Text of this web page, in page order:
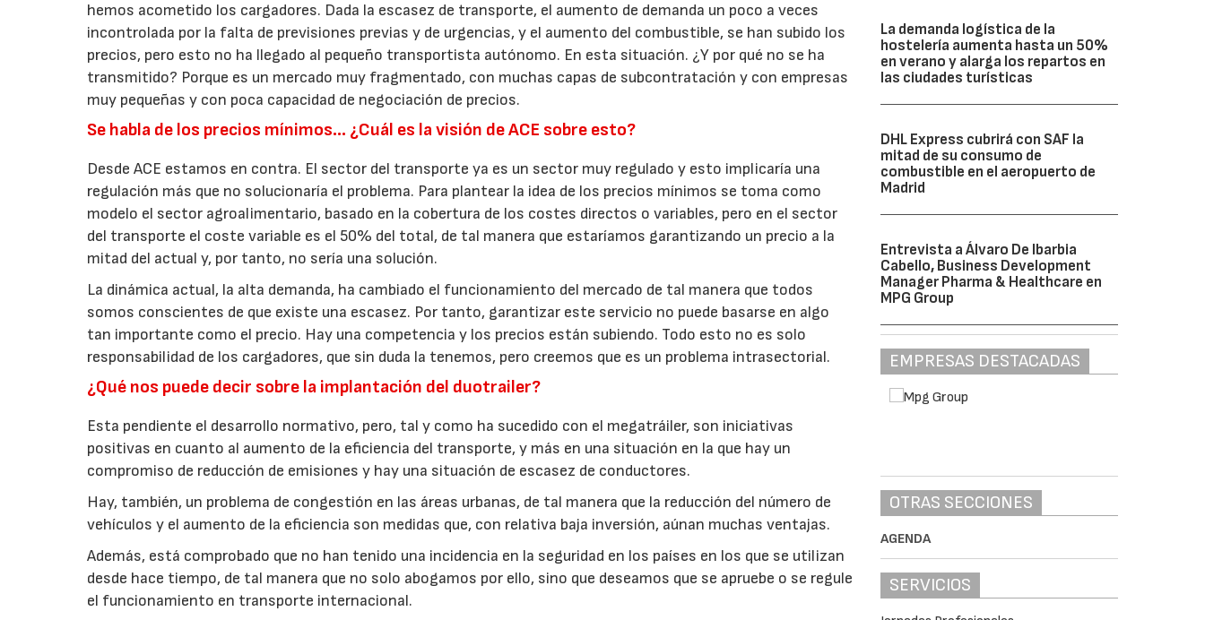
hemos acometido los cargadores. Dada la escasez de transporte, el aumento de demanda un poco a veces
incontrolada por la falta de previsiones previas y de urgencias, y el aumento del combustible, se han subido los
precios, pero esto no ha llegado al pequeño transportista autónomo. En esta situación. ¿Y por qué no se ha
transmitido? Porque es un mercado muy fragmentado, con muchas capas de subcontratación y con empresas
muy pequeñas y con poca capacidad de negociación de precios.
Se habla de los precios mínimos… ¿Cuál es la visión de ACE sobre esto?
Desde ACE estamos en contra. El sector del transporte ya es un sector muy regulado y esto implicaría una
regulación más que no solucionaría el problema. Para plantear la idea de los precios mínimos se toma como
modelo el sector agroalimentario, basado en la cobertura de los costes directos o variables, pero en el sector
del transporte el coste variable es el 50% del total, de tal manera que estaríamos garantizando un precio a la
mitad del actual y, por tanto, no sería una solución.
La dinámica actual, la alta demanda, ha cambiado el funcionamiento del mercado de tal manera que todos
somos conscientes de que existe una escasez. Por tanto, garantizar este servicio no puede basarse en algo
tan importante como el precio. Hay una competencia y los precios están subiendo. Todo esto no es solo
responsabilidad de los cargadores, que sin duda la tenemos, pero creemos que es un problema intrasectorial.
¿Qué nos puede decir sobre la implantación del duotrailer?
Esta pendiente el desarrollo normativo, pero, tal y como ha sucedido con el megatráiler, son iniciativas
positivas en cuanto al aumento de la eficiencia del transporte, y más en una situación en la que hay un
compromiso de reducción de emisiones y hay una situación de escasez de conductores.
Hay, también, un problema de congestión en las áreas urbanas, de tal manera que la reducción del número de
vehículos y el aumento de la eficiencia son medidas que, con relativa baja inversión, aúnan muchas ventajas.
Además, está comprobado que no han tenido una incidencia en la seguridad en los países en los que se utilizan
desde hace tiempo, de tal manera que no solo abogamos por ello, sino que deseamos que se apruebe o se regule
el funcionamiento en transporte internacional.
La demanda logística de la
hostelería aumenta hasta un 50%
en verano y alarga los repartos en
las ciudades turísticas
DHL Express cubrirá con SAF la
mitad de su consumo de
combustible en el aeropuerto de
Madrid
Entrevista a Álvaro De Ibarbia
Cabello, Business Development
Manager Pharma & Healthcare en
MPG Group
EMPRESAS DESTACADAS
OTRAS SECCIONES
AGENDA
SERVICIOS